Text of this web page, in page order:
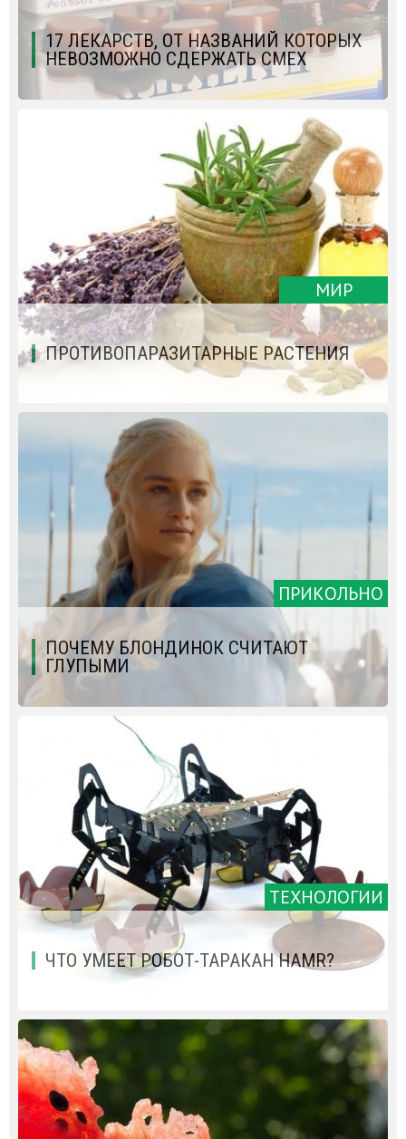
17 ЛЕКАРСТВ, ОТ НАЗВАНИЙ КОТОРЫХ
НЕВОЗМОЖНО СДЕРЖАТЬ СМЕХ
МИР
ПРОТИВОПАРАЗИТАРНЫЕ РАСТЕНИЯ
ПРИКОЛЬНО
ПОЧЕМУ БЛОНДИНОК СЧИТАЮТ
ГЛУПЫМИ
ТЕХНОЛОГИИ
ЧТО УМЕЕТ РОБОТ-ТАРАКАН HAMR?